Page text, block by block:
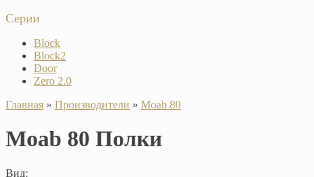
Серии
Block
Block2
Door
Zero 2.0
Главная » Производители » Moab 80
Moab 80 Полки
Вид: